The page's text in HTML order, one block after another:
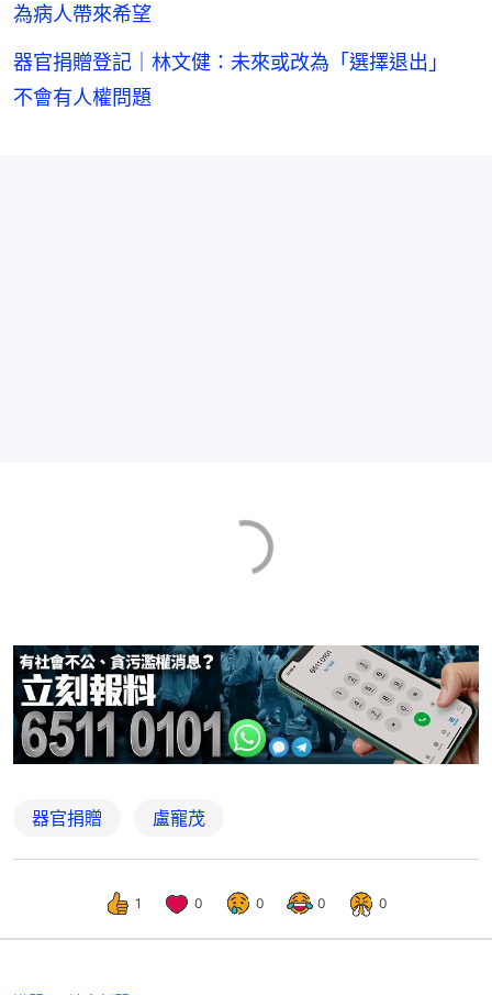
為病人帶來希望
器官捐贈登記｜林文健：未來或改為「選擇退出」
不會有人權問題
器官捐贈 盧寵茂
1 0 0 0 0